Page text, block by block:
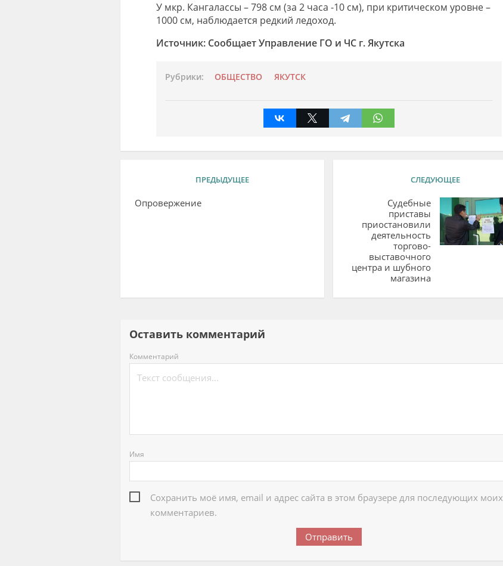
У мкр. Кангалассы – 798 см (за 2 часа -10 см), при критическом уровне –
1000 см, наблюдается редкий ледоход.
Источник: Сообщает Управление ГО и ЧС г. Якутска
Рубрики: ОБЩЕСТВО ЯКУТСК
ПРЕДЫДУЩЕЕ
Опровержение
СЛЕДУЮЩЕЕ
Судебные
приставы
приостановили
деятельность
торгово-
выставочного
центра и шубного
магазина
Оставить комментарий
Комментарий
Имя
Сохранить моё имя, email и адрес сайта в этом браузере для последующих моих
комментариев.